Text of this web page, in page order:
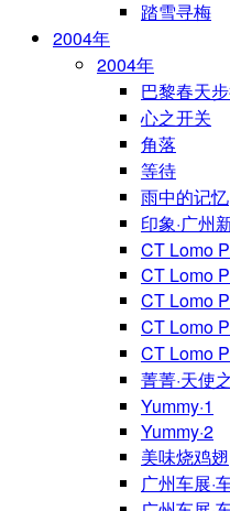
踏雪寻梅
2004年
2004年
巴黎春天
心之开关
角落
等待
雨中的记忆
印象·广州
CT Lomo
CT Lomo
CT Lomo
CT Lomo
CT Lomo
菁菁·天使
Yummy·1
Yummy·2
美味烧鸡翅
广州车展·